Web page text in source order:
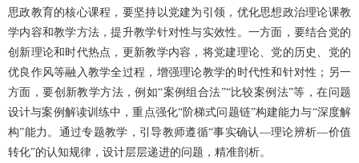
思政教育的核心课程，要坚持以党建为引领，优化思想政治理论课教
学内容和教学方法，提升教学针对性与实效性。一方面，要结合党的
创新理论和时代热点，更新教学内容，将党建理论、党的历史、党的
优良作风等融入教学全过程，增强理论教学的时代性和针对性；另一
方面，要创新教学方法，例如“案例组合法”“比较案例法”等，在问题
设计与案例解读训练中，重点强化“阶梯式问题链”构建能力与“深度解
构”能力。通过专题教学，引导教师遵循“事实确认—理论辨析—价值
转化”的认知规律，设计层层递进的问题，精准剖析。